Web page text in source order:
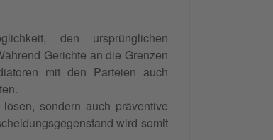
den ursprünglichen
Gerichte an die Grenzen
mit den Parteien auch
sondern auch präventive
wird somit